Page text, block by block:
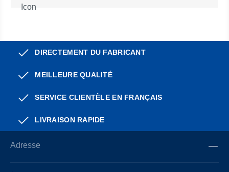
DIRECTEMENT DU FABRICANT
MEILLEURE QUALITÉ
SERVICE CLIENTÈLE EN FRANÇAIS
LIVRAISON RAPIDE
Adresse